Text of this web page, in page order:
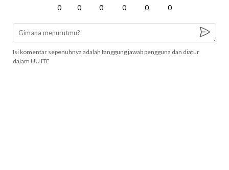
0 0 0 0 0 0
Isi komentar sepenuhnya adalah tanggung jawab pengguna dan diatur
dalam UU ITE